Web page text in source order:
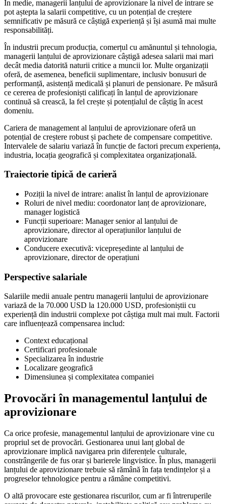
În medie, managerii lanțului de aprovizionare la nivel de intrare se
pot aștepta la salarii competitive, cu un potențial de creștere
semnificativ pe măsură ce câștigă experiență și își asumă mai multe
responsabilități.
În industrii precum producția, comerțul cu amănuntul și tehnologia,
managerii lanțului de aprovizionare câștigă adesea salarii mai mari
decât media datorită naturii critice a muncii lor. Multe organizații
oferă, de asemenea, beneficii suplimentare, inclusiv bonusuri de
performanță, asistență medicală și planuri de pensionare. Pe măsură
ce cererea de profesioniști calificați în lanțul de aprovizionare
continuă să crească, la fel crește și potențialul de câștig în acest
domeniu.
Cariera de management al lanțului de aprovizionare oferă un
potențial de creștere robust și pachete de compensare competitive.
Intervalele de salariu variază în funcție de factori precum experiența,
industria, locația geografică și complexitatea organizațională.
Traiectorie tipică de carieră
Poziții la nivel de intrare: analist în lanțul de aprovizionare
Roluri de nivel mediu: coordonator lanț de aprovizionare,
manager logistică
Funcții superioare: Manager senior al lanțului de
aprovizionare, director al operațiunilor lanțului de
aprovizionare
Conducere executivă: vicepreședinte al lanțului de
aprovizionare, director de operațiuni
Perspective salariale
Salariile medii anuale pentru managerii lanțului de aprovizionare
variază de la 70.000 USD la 120.000 USD, profesioniștii cu
experiență din industrii complexe pot câștiga mult mai mult. Factorii
care influențează compensarea includ:
Context educațional
Certificari profesionale
Specializarea în industrie
Localizare geografică
Dimensiunea și complexitatea companiei
Provocări în managementul lanțului de
aprovizionare
Ca orice profesie, managementul lanțului de aprovizionare vine cu
propriul set de provocări. Gestionarea unui lanț global de
aprovizionare implică navigarea prin diferențele culturale,
constrângerile de fus orar și barierele lingvistice. În plus, managerii
lanțului de aprovizionare trebuie să rămână în fața tendințelor și a
progreselor tehnologice pentru a rămâne competitivi.
O altă provocare este gestionarea riscurilor, cum ar fi întreruperile